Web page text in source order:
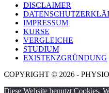
DISCLAIMER
IMPRESSUM
KURSE
VERGLEICHE
STUDIUM
EXISTENZGRÜNDUNG
COPYRIGHT © 2026 -
Diese Website benutzt Cookies.